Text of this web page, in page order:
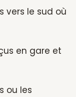
vers le sud où
en gare et
ou les